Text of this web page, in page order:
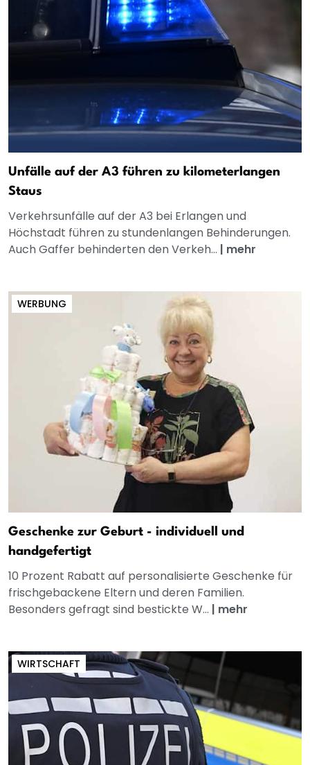
Unfälle auf der A3 führen zu kilometerlangen
Staus
Verkehrsunfälle auf der A3 bei Erlangen und
Höchstadt führen zu stundenlangen Behinderungen.
Auch Gaffer behinderten den Verkeh... | mehr
WERBUNG
Geschenke zur Geburt - individuell und
handgefertigt
10 Prozent Rabatt auf personalisierte Geschenke für
frischgebackene Eltern und deren Familien.
Besonders gefragt sind bestickte W... | mehr
WIRTSCHAFT